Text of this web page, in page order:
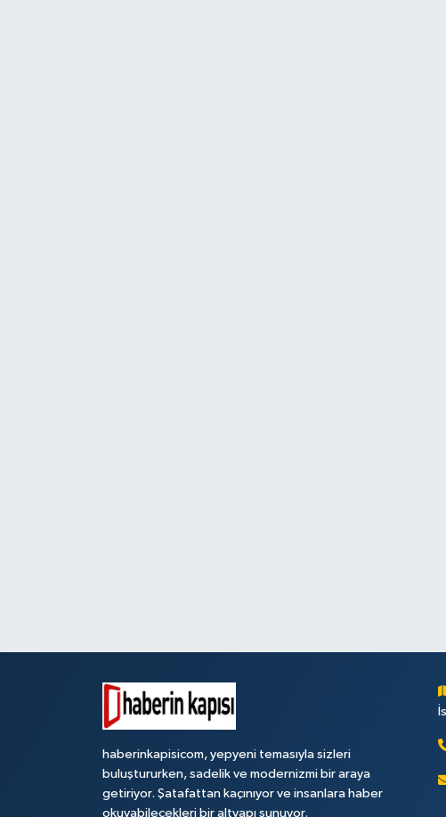
haberinkapisicom, yepyeni temasıyla sizleri
buluştururken, sadelik ve modernizmi bir araya
getiriyor. Şatafattan kaçınıyor ve insanlara haber
okuyabilecekleri bir altyapı sunuyor.